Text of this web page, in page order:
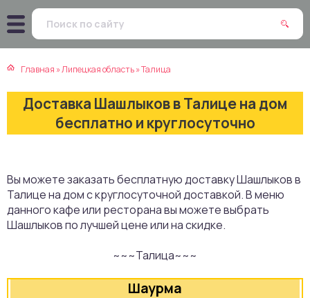
Главная »Липецкая область»Талица
Доставка Шашлыков в Талице на дом
бесплатно и круглосуточно
Вы можете заказать бесплатную доставку Шашлыков в
Талице на дом с круглосуточной доставкой. В меню
данного кафе или ресторана вы можете выбрать
Шашлыков по лучшей цене или на скидке.
~~~Талица~~~
Шаурма
кухня
кухня
кухня